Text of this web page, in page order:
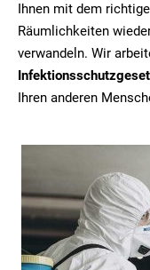
Ihnen mit dem
Räumlichkeiten
verwandeln. Wir
Ihren anderen